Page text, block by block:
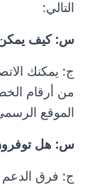
التالي:
س: كيف يمكن
ج: يمكنك
من أرقام
الموقع
س: هل
ج: فرق الدعم